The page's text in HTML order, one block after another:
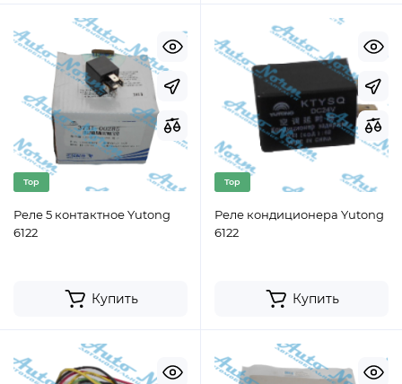
Top
Реле 5 контактное Yutong
6122
Купить
Top
Реле кондиционера Yutong
6122
Купить